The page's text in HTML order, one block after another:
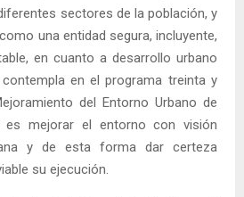
sectores de la población, y
una entidad segura, incluyente,
en cuanto a desarrollo urbano
en el programa treinta y
del Entorno Urbano de
es mejorar el entorno con visión
y de esta forma dar certeza
su ejecución.